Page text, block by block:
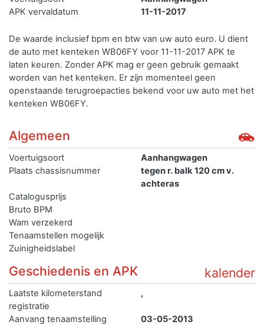
APK vervaldatum
11-11-2017
De waarde inclusief bpm en btw van uw auto euro. U dient
de auto met kenteken WB06FY voor 11-11-2017 APK te
laten keuren. Zonder APK mag er geen gebruik gemaakt
worden van het kenteken. Er zijn momenteel geen
openstaande terugroepacties bekend voor uw auto met het
kenteken WB06FY.
Algemeen
Voertuigsoort
Aanhangwagen
Plaats chassisnummer
tegen r. balk 120 cm v.
achteras
Catalogusprijs
Bruto BPM
Wam verzekerd
Tenaamstellen mogelijk
Zuinigheidslabel
kalender
Geschiedenis en APK
Laatste kilometerstand
registratie
,
Aanvang tenaamstelling
03-05-2013